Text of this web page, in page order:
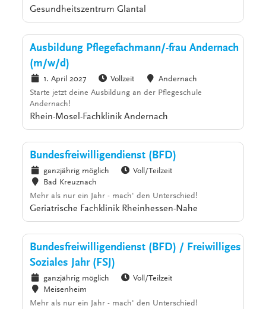
Gesundheitszentrum Glantal
Ausbildung Pflegefachmann/-frau Andernach
(m/w/d)
1. April 2027 Vollzeit
Andernach
Starte jetzt deine Ausbildung an der Pflegeschule
Andernach!
Rhein-Mosel-Fachklinik Andernach
Bundesfreiwilligendienst (BFD)
ganzjährig möglich
Voll/Teilzeit
Bad Kreuznach
Mehr als nur ein Jahr - mach' den Unterschied!
Geriatrische Fachklinik Rheinhessen-Nahe
Bundesfreiwilligendienst (BFD) / Freiwilliges
Soziales Jahr (FSJ)
ganzjährig möglich
Voll/Teilzeit
Meisenheim
Mehr als nur ein Jahr - mach' den Unterschied!